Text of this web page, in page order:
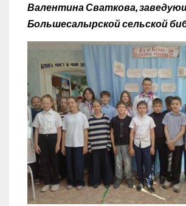
Валентина Сваткова,
Большесалырской сельской